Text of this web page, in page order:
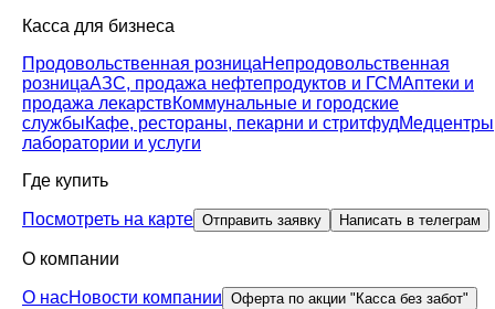
Касса для бизнеса
Продовольственная розницаНепродовольственная
розницаАЗС, продажа нефтепродуктов и ГСМАптеки и
продажа лекарствКоммунальные и городские
службыКафе, рестораны, пекарни и стритфуд
лаборатории и услуги
Где купить
Посмотреть на карте Отправить заявку Написать в телеграм
О компании
О насНовости компании Оферта по акции "Касса без забот"